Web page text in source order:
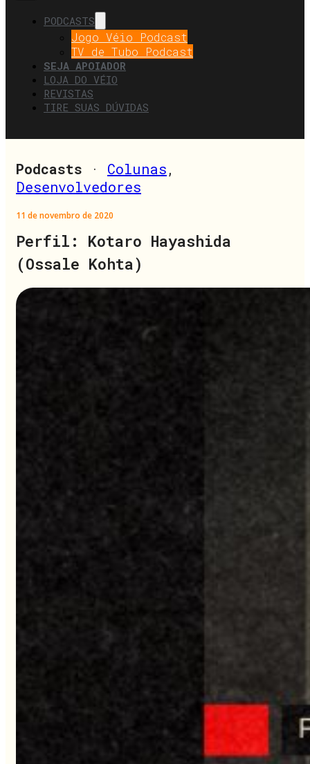
PODCASTS
Jogo Véio Podcast
TV de Tubo Podcast
SEJA APOIADOR
LOJA DO VÉIO
REVISTAS
TIRE SUAS DÚVIDAS
Podcasts · Colunas,
Desenvolvedores
11 de novembro de 2020
Perfil: Kotaro Hayashida
(Ossale Kohta)